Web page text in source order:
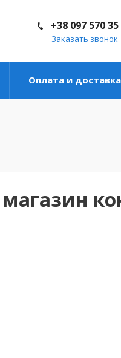
+38 097 570 35
Заказать звонок
Оплата и доставка